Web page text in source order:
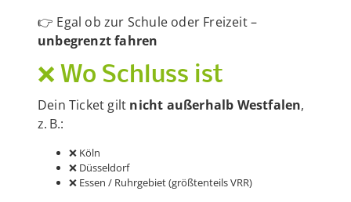
👉 Egal ob zur Schule oder Freizeit –
unbegrenzt fahren
❌ Wo Schluss ist
Dein Ticket gilt nicht außerhalb Westfalen,
z. B.:
❌ Köln
❌ Düsseldorf
❌ Essen / Ruhrgebiet (größtenteils VRR)